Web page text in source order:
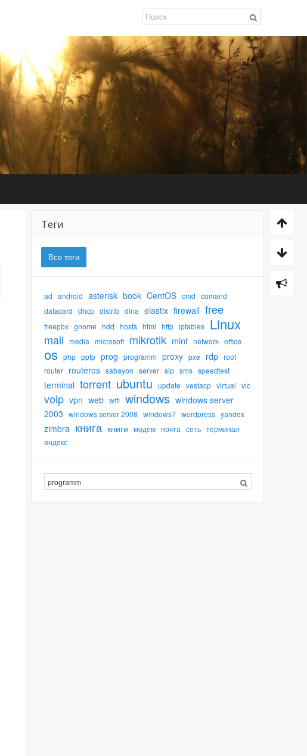
Теги
Все теги
ad android asterisk book CentOS cmd comand
datacard dhcp distrib dlna elastix firewall free
freepbx gnome hdd hosts html http iptables Linux
mail media microsoft mikrotik mint network office
os php pptp prog programm proxy pxe rdp root
router routeros sabayon server sip sms speedtest
terminal torrent ubuntu update vestacp virtual vlc
voip vpn web wifi windows windows server
2003 windows server 2008 windows7 wordpress yandex
zimbra книга книги модем почта сеть терминал
яндекс